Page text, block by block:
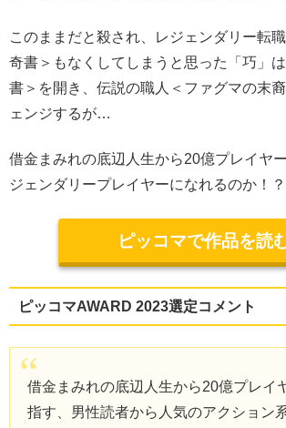
このままだと殺され、レジェンダリー転
奇書＞もなくしてしまうと思った「巧」
書＞を開き、伝説の職人＜ファグマの末
ェンジするが…
借金まみれの底辺人生から20億プレイヤ
ジェンダリープレイヤーになれるのか！？
ピッコマで作品を読
ピッコマAWARD 2023選定コメント
借金まみれの底辺人生から20億プレイ
指す、男性読者から人気のアクション